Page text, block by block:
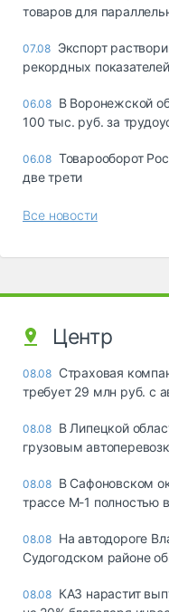
товаров для
07.08 Экспорт
рекордных показателей
06.08 В Воронежской
100 тыс. руб. за
06.08 Товарооборот
две трети
Все новости
Центр
08.08 Страховая
требует 29 млн руб. с
08.08 В Липецкой
грузовым
08.08 В Сафоновском
трассе М-1 полностью
08.08 На автодороге
Судогодском районе
08.08 КАЗ нарастит